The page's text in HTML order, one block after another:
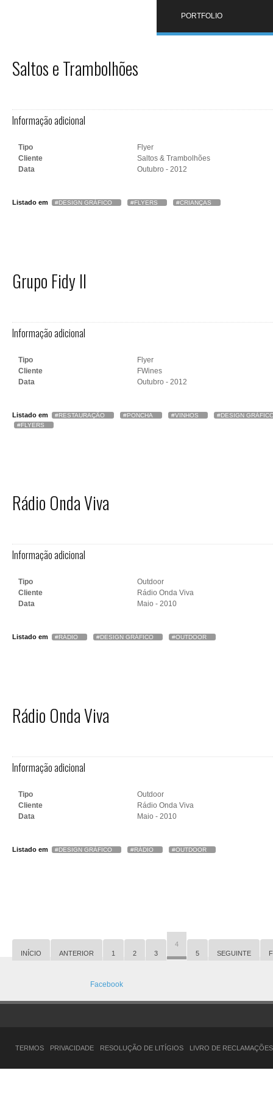
PORTFOLIO
Saltos e Trambolhões
Informação adicional
Tipo
Flyer
Cliente
Saltos & Trambolhões
Data
Outubro - 2012
Listado em DESIGN GRÁFICO FLYERS CRIANÇAS
Grupo Fidy II
Informação adicional
Tipo
Flyer
Cliente
FWines
Data
Outubro - 2012
Listado em RESTAURAÇÃO PONCHA VINHOS
DESIGN
FLYERS
Rádio Onda Viva
Informação adicional
Tipo
Outdoor
Cliente
Rádio Onda Viva
Data
Maio - 2010
Listado em RÁDIO DESIGN GRÁFICO OUTDOOR
Rádio Onda Viva
Informação adicional
Tipo
Outdoor
Cliente
Rádio Onda Viva
Data
Maio - 2010
Listado em DESIGN GRÁFICO RÁDIO OUTDOOR
INÍCIO ANTERIOR 1 2 3
4
5
SEGUINTE
Facebook
TERMOS PRIVACIDADE RESOLUÇÃO DE LITÍGIOS LIVRO DE RECLAMAÇÕES